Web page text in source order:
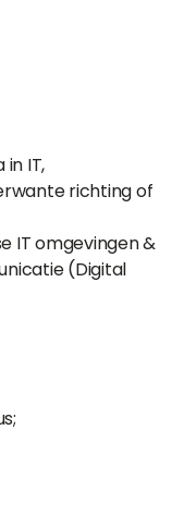
IT,
richting of
IT omgevingen &
(Digital